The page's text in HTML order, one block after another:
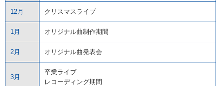
12月 クリスマスライブ
1月 オリジナル曲制作期間
2月 オリジナル曲発表会
3月
卒業ライブ
レコーディング期間